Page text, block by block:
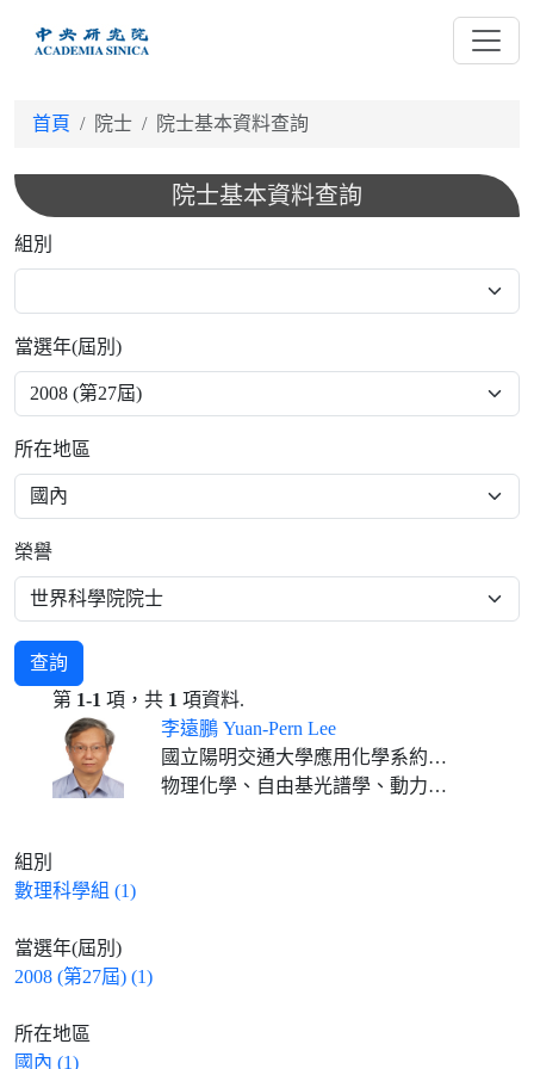
首頁 院士 院士基本資料查詢
院士基本資料查詢
組別
當選年(屆別)
所在地區
榮譽
查詢
第 1-1 項，共 1 項資料.
李遠鵬 Yuan-Pern Lee
國立陽明交通大學應用化學系約聘教授 (2022.02-)
物理化學、自由基光譜學、動力學、雷射化學、動態學
組別
數理科學組 (1)
當選年(屆別)
2008 (第27屆) (1)
所在地區
國內 (1)